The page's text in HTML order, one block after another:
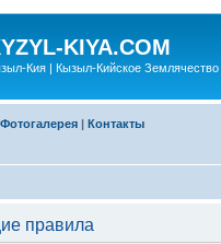
KIYA.COM
Кия | Кызыл-Кийское Землячество
Фотогалерея | Контакты
правила